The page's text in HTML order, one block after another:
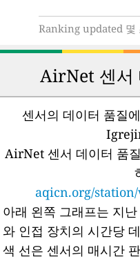
Ranking updated 몇
AirNet 센서
센서의 데이터 품질
AirNet 센서 데이터 품
aqicn.org/
아래 왼쪽 그래프는 지
와 인접 장치의 시간당
색 선은 센서의 매시간